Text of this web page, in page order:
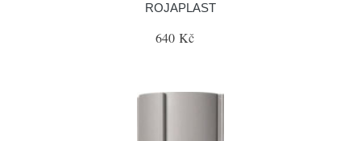
ROJAPLAST
640 Kč